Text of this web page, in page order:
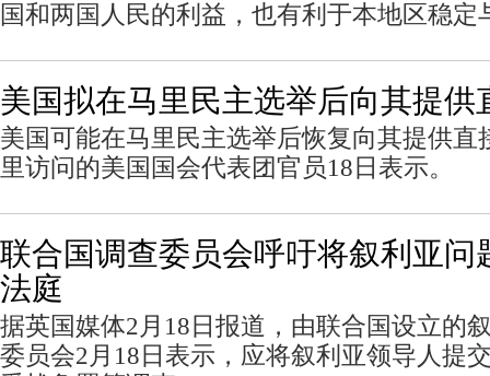
国和两国人民的利益，也有利于本地区稳定
美国拟在马里民主选举后向其提供
美国可能在马里民主选举后恢复向其提供直
里访问的美国国会代表团官员18日表示。
联合国调查委员会呼吁将叙利亚问
法庭
据英国媒体2月18日报道，由联合国设立的
委员会2月18日表示，应将叙利亚领导人提